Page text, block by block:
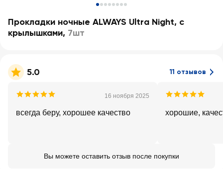
Прокладки ночные ALWAYS Ultra Night, с
крылышками, 7шт
5.0 11 отзывов
16 ноября 2025
всегда беру, хорошее качество хорошие,
Вы можете оставить отзыв после покупки